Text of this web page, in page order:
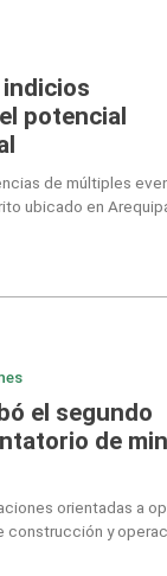
potencial
de múltiples
ubicado en
el segundo
de
orientadas a
construcción y